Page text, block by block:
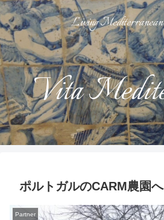
Living
Vita
ポルトガルのCARM農園へ
Partner